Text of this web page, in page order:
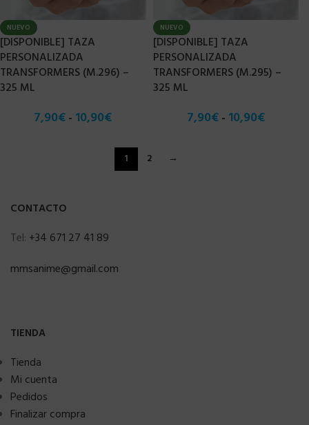
NUEVO
[DISPONIBLE] TAZA
PERSONALIZADA
TRANSFORMERS (M.296) –
325 ML
7,90€- 10,90€
NUEVO
[DISPONIBLE] TAZA
PERSONALIZADA
TRANSFORMERS (M.295) –
325 ML
7,90€ - 10,90€
1 2 →
CONTACTO
Tel: +34 671 27 41 89
mmsanime@gmail.com
TIENDA
Tienda
Mi cuenta
Pedidos
Finalizar compra